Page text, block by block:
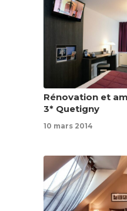
Rénovation et
3* Quetigny
10 mars 2014